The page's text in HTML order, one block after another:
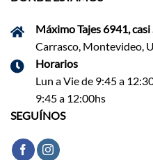
Máximo Tajes 6941,
Carrasco, Montevideo,
Horarios
Lun a Vie de 9:45 a
9:45 a 12:00hs
SEGUÍNOS